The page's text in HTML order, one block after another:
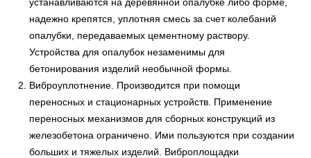
надежно крепятся, уплотняя смесь за счет колебаний
опалубки, передаваемых цементному раствору.
Устройства для опалубок незаменимы для
бетонирования изделий необычной формы.
Виброуплотнение. Производится при помощи
переносных и стационарных устройств. Применение
переносных механизмов для сборных конструкций из
железобетона ограничено. Ими пользуются при создании
больших и тяжелых изделий. Виброплощадки